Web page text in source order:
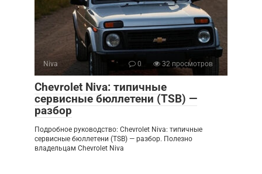
Niva 0 32 просмотров
Chevrolet Niva: типичные
сервисные бюллетени (TSB) —
разбор
Подробное руководство: Chevrolet Niva: типичные
сервисные бюллетени (TSB) — разбор. Полезно
владельцам Chevrolet Niva